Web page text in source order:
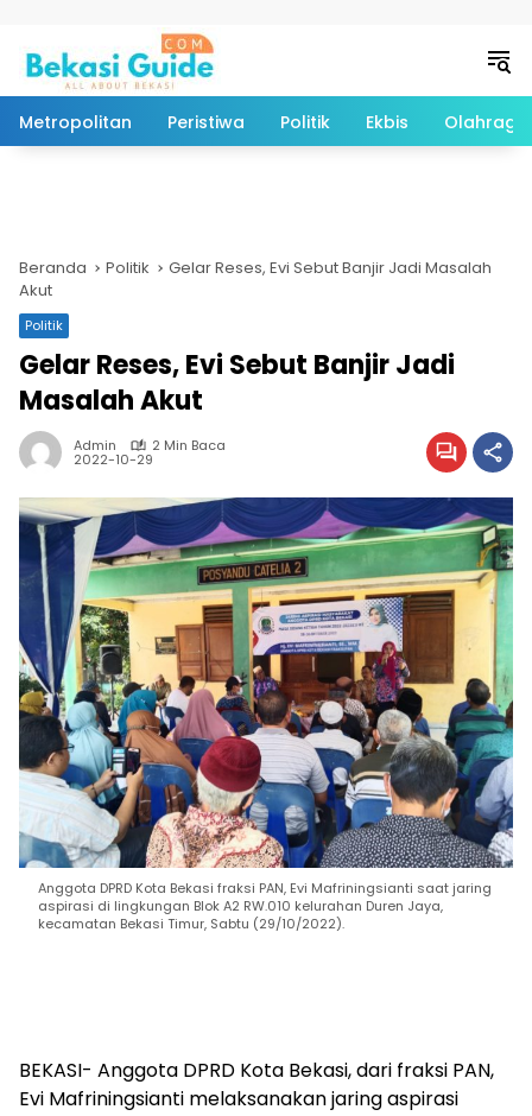
Metropolitan Peristiwa Politik Ekbis Olahraga
Beranda Politik
Gelar Reses, Evi Sebut Banjir Jadi Masalah
Akut
Politik
Gelar Reses, Evi Sebut Banjir Jadi
Masalah Akut
Admin 2 Min Baca
2022-10-29
Anggota DPRD Kota Bekasi fraksi PAN, Evi Mafriningsianti saat jaring
aspirasi di lingkungan Blok A2 RW.010 kelurahan Duren Jaya,
kecamatan Bekasi Timur, Sabtu (29/10/2022).
BEKASI- Anggota DPRD Kota Bekasi, dari fraksi PAN,
Evi Mafriningsianti melaksanakan jaring aspirasi